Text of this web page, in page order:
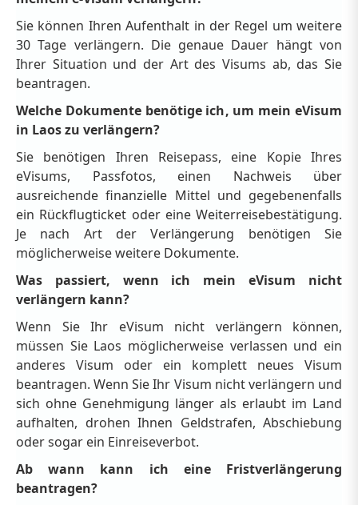
Sie können Ihren Aufenthalt in der Regel um weitere
30 Tage verlängern. Die genaue Dauer hängt von
Ihrer Situation und der Art des Visums ab, das Sie
beantragen.
Welche Dokumente benötige ich, um mein eVisum
in Laos zu verlängern?
Sie benötigen Ihren Reisepass, eine Kopie Ihres
eVisums, Passfotos, einen Nachweis über
ausreichende finanzielle Mittel und gegebenenfalls
ein Rückflugticket oder eine Weiterreisebestätigung.
Je nach Art der Verlängerung benötigen Sie
möglicherweise weitere Dokumente.
Was passiert, wenn ich mein eVisum nicht
verlängern kann?
Wenn Sie Ihr eVisum nicht verlängern können,
müssen Sie Laos möglicherweise verlassen und ein
anderes Visum oder ein komplett neues Visum
beantragen. Wenn Sie Ihr Visum nicht verlängern und
sich ohne Genehmigung länger als erlaubt im Land
aufhalten, drohen Ihnen Geldstrafen, Abschiebung
oder sogar ein Einreiseverbot.
Ab wann kann ich eine Fristverlängerung
beantragen?